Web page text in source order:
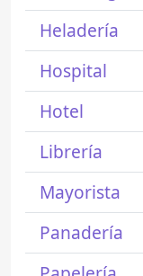
Heladería
Hospital
Hotel
Librería
Mayorista
Panadería